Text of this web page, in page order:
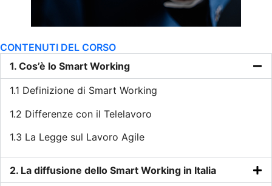
CONTENUTI DEL CORSO
1. Cos’è lo Smart Working
1.1 Definizione di Smart Working
1.2 Differenze con il Telelavoro
1.3 La Legge sul Lavoro Agile
2. La diffusione dello Smart Working in Italia